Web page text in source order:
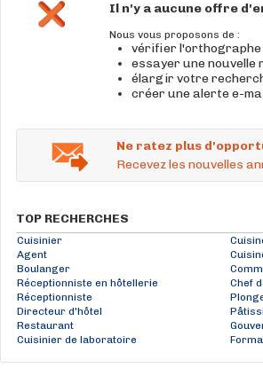
Il n'y a aucune offre
Nous vous proposons de :
vérifier l'orthographe
essayer une nouvelle
élargir votre
créer une alerte e-
Ne ratez plus
Recevez les nouvelles
TOP RECHERCHES
Cuisinier
Agent
Boulanger
Réceptionniste en hôtellerie
Chef
Réceptionniste
Directeur d'hôtel
Restaurant
Cuisinier de laboratoire